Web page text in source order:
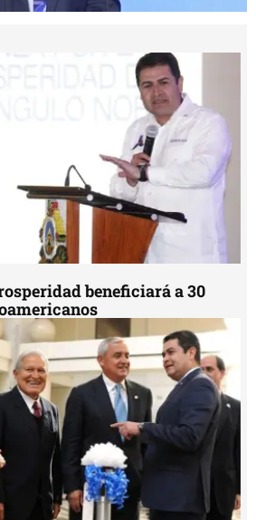
beneficiará a 30